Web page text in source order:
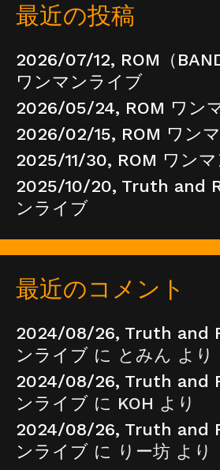
最近の投稿
2026/07/12, ROM（
ワンマンライブ
2026/05/24, ROM ワン
2026/02/15, ROM ワン
2025/11/30, ROM ワン
2025/10/20, Truth and
ンライブ
最近のコメント
2024/08/26, Truth and
ンライブ に とみん より
2024/08/26, Truth and
ンライブ に KOH より
2024/08/26, Truth and
ンライブ に りー坊 より